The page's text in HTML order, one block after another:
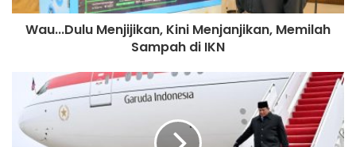
Wau...Dulu Menjijikan, Kini Menjanjikan, Memilah
Sampah di IKN